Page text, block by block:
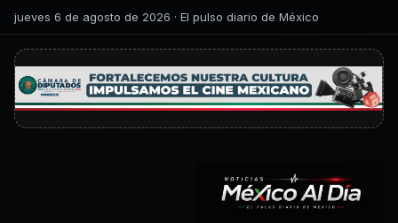
jueves 6 de agosto de 2026 · El pulso diario de México